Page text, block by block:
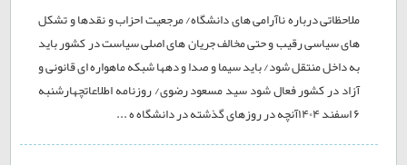
ملاحظاتی درباره ناآرامی های دانشگاه/ مرجعیت احزاب و نقدها و تشکل
های سیاسی رقیب و حتی مخالف جریان های اصلی سیاست در کشور باید
به داخل منتقل شود/ باید سیما و صدا و دهها شبکه ماهواره ای قانونی و
آزاد در کشور فعال شود سید مسعود رضوی/ روزنامه اطلاعاتچهارشنبه
۶ اسفند ۱۴۰۴آنچه در روزهای گذشته در دانشگاه ه ...